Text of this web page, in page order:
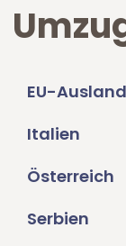
EU-Ausland
Italien
Österreich
Serbien